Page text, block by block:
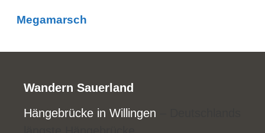
Megamarsch
Wandern Sauerland
Hängebrücke in Willingen